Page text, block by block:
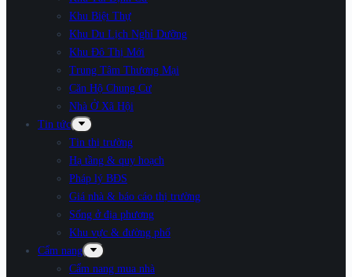
Khu Biệt Thự
Khu Du Lịch Nghỉ Dưỡng
Khu Đô Thị Mới
Trung Tâm Thương Mại
Căn Hộ Chung Cư
Nhà Ở Xã Hội
Tin tức
Tin thị trường
Hạ tầng & quy hoạch
Pháp lý BĐS
Giá nhà & báo cáo thị trường
Sống ở địa phương
Khu vực & đường phố
Cẩm nang
Cẩm nang mua nhà